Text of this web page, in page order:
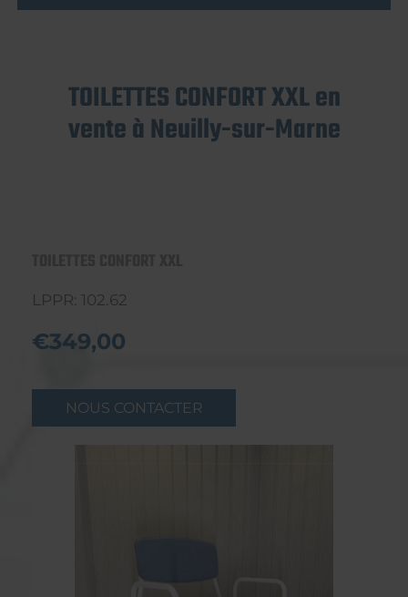
TOILETTES CONFORT XXL en
vente à Neuilly-sur-Marne
LPPR: 102.62
€349,00
NOUS CONTACTER